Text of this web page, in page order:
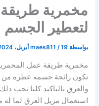
مخمرية
لتعطير الجسم
بواسطة maes811 /19 أبريل، 2024
مخمرية طريقة عمل
تكون رائحة جسمه عطره من
والعرق بالتاكيد كلنا نحب
استعمال مزيل العرق لما له